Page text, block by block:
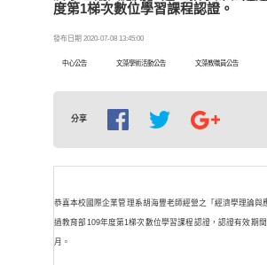
度第1梯次數位學習課程認證。
發布日期 2020-07-08 13:45:00
中心公告 文藻學術活動公告 文藻教職員公告
分享
恭喜本校國際企業管理系胡海豐老師經營之「經濟學理論與
過教育部109年度第1梯次數位學習課程認證，認證有效期
月。